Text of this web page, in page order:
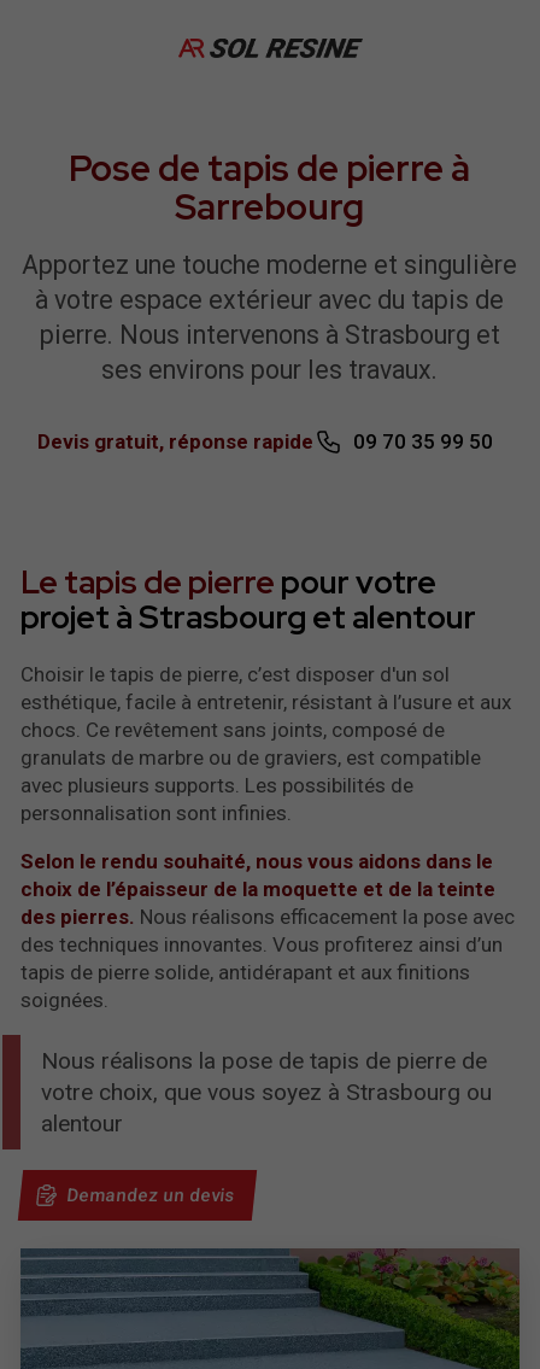
Pose de tapis de pierre à
Sarrebourg
Apportez une touche moderne et singulière
à votre espace extérieur avec du tapis de
pierre. Nous intervenons à Strasbourg et
ses environs pour les travaux.
Devis gratuit, réponse rapide 09 70 35 99 50
Le tapis de pierre pour votre
projet à Strasbourg et alentour
Choisir le tapis de pierre, c’est disposer d'un sol
esthétique, facile à entretenir, résistant à l’usure et aux
chocs. Ce revêtement sans joints, composé de
granulats de marbre ou de graviers, est compatible
avec plusieurs supports. Les possibilités de
personnalisation sont infinies.
Selon le rendu souhaité, nous vous aidons dans le
choix de l’épaisseur de la moquette et de la teinte
des pierres. Nous réalisons efficacement la pose avec
des techniques innovantes. Vous profiterez ainsi d’un
tapis de pierre solide, antidérapant et aux finitions
soignées.
Nous réalisons la pose de tapis de pierre de
votre choix, que vous soyez à Strasbourg ou
alentour
Demandez un devis